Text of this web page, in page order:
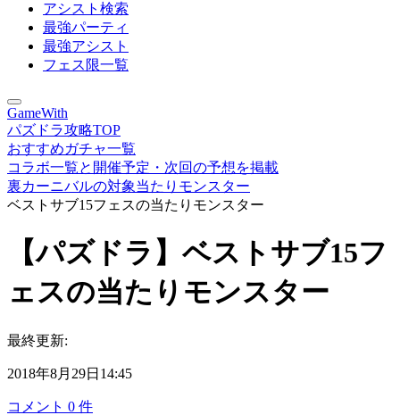
アシスト検索
最強パーティ
最強アシスト
フェス限一覧
GameWith
パズドラ攻略TOP
おすすめガチャ一覧
コラボ一覧と開催予定・次回の予想を掲載
裏カーニバルの対象当たりモンスター
ベストサブ15フェスの当たりモンスター
【パズドラ】ベストサブ15フ
ェスの当たりモンスター
最終更新:
2018年8月29日14:45
コメント 0 件